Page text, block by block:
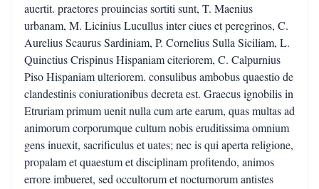
auertit. praetores prouincias sortiti sunt, T. Maenius
urbanam, M. Licinius Lucullus inter ciues et peregrinos, C.
Aurelius Scaurus Sardiniam, P. Cornelius Sulla Siciliam, L.
Quinctius Crispinus Hispaniam citeriorem, C. Calpurnius
Piso Hispaniam ulteriorem. consulibus ambobus quaestio de
clandestinis coniurationibus decreta est. Graecus ignobilis in
Etruriam primum uenit nulla cum arte earum, quas multas ad
animorum corporumque cultum nobis eruditissima omnium
gens inuexit, sacrificulus et uates; nec is qui aperta religione,
propalam et quaestum et disciplinam profitendo, animos
errore imbueret, sed occultorum et nocturnorum antistes